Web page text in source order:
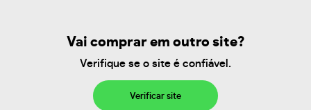
Vai comprar em outro site?
Verifique se o site é confiável.
Verificar site